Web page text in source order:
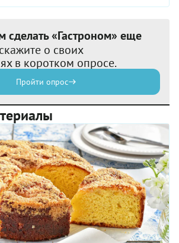
сделать «Гастроном» еще
о своих
в коротком опросе.
Пройти опрос